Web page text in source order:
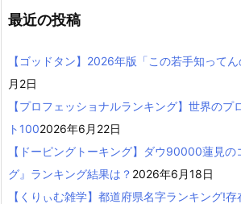
最近の投稿
【ゴッドタン】2026年版「この若手知って
月2日
【プロフェッショナルランキング】世界のプ
ト1002026年6月22日
【ドーピングトーキング】ダウ90000蓮見の
グ』ランキング結果は？ 2026年6月18日
【くりぃむ雑学】都道府県名字ランキング!